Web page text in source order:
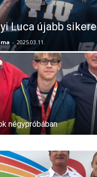
Luca újabb sikere
- 2025.03.11.
négypróbában